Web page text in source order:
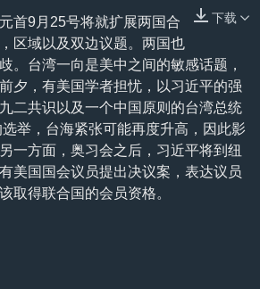
下载
首9月25号将就扩展两国合
区域以及双边议题。两国也
。台湾一向是美中之间的敏感话题，
夕，有美国学者担忧，以习近平的强
二共识以及一个中国原则的台湾总统
举，台海紧张可能再度升高，因此影
一方面，奥习会之后，习近平将到纽
美国国会议员提出决议案，表达议员
取得联合国的会员资格。